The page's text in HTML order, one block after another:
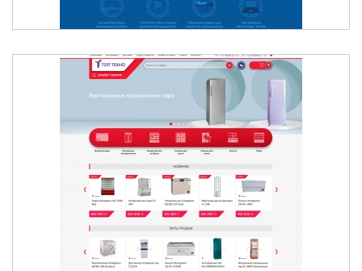
БЫТОВАЯ ТЕХНИКА В АЛМАТЫ - ТОВАРЫ СО
СКЛАДА